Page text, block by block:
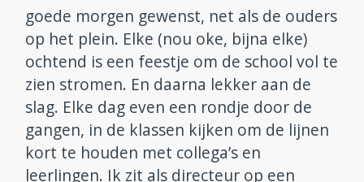
goede morgen gewenst, net als de ouders
op het plein. Elke (nou oke, bijna elke)
ochtend is een feestje om de school vol te
zien stromen. En daarna lekker aan de
slag. Elke dag even een rondje door de
gangen, in de klassen kijken om de lijnen
kort te houden met collega’s en
leerlingen. Ik zit als directeur op een